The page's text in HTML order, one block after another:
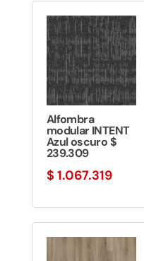
Alfombra
modular INTENT
Azul oscuro $
239.309
$ 1.067.319